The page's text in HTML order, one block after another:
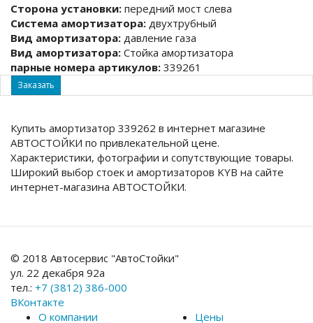
Сторона установки: передний мост слева
Система амортизатора: двухтрубный
Вид амортизатора: давление газа
Вид амортизатора: Стойка амортизатора
парные номера артикулов: 339261
Заказать
Купить амортизатор 339262 в интернет магазине
АВТОСТОЙКИ по привлекательной цене.
Характеристики, фотографии и сопутствующие товары.
Широкий выбор стоек и амортизаторов KYB на сайте
интернет-магазина АВТОСТОЙКИ.
© 2018 Автосервис "АвтоСтойки"
ул. 22 декабря 92а
тел.: +7 (3812) 386-000
ВКонтакте
О компании
Цены